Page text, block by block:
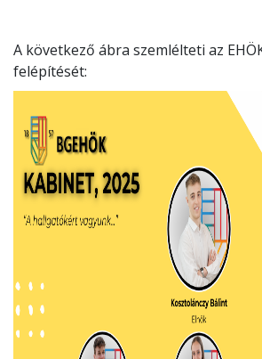
A következő ábra szemlélteti az
felépítését: